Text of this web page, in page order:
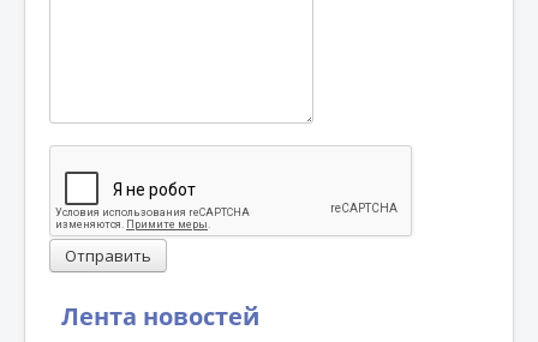
Лента новостей
Отправить